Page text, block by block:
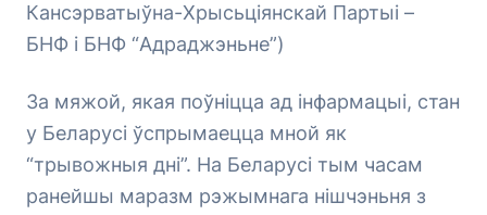
Кансэрватыўна-Хрысьціянскай Партыі –
БНФ і БНФ “Адраджэньне”)
За мяжой, якая поўніцца ад інфармацыі, стан
у Беларусі ўспрымаецца мной як
“трывожныя дні”. На Беларусі тым часам
ранейшы маразм рэжымнага нішчэньня з